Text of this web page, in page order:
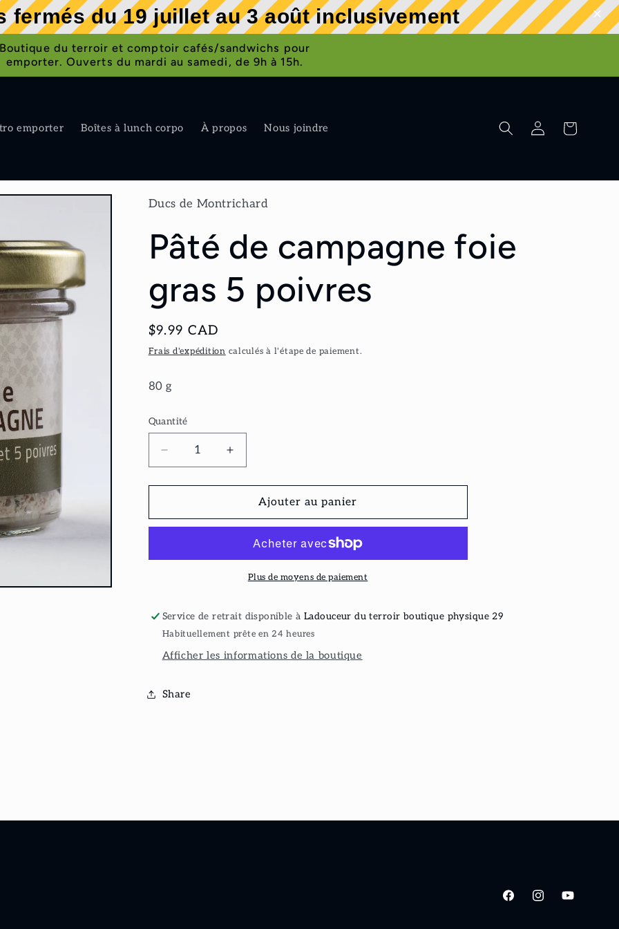
fermés du 19 juillet au 3 août inclusivement
Boutique du terroir et comptoir cafés/sandwichs pour
emporter. Ouverts du mardi au samedi, de 9h à 15h.
emporter Boîtes à lunch corpo À propos Nous joindre ConnexionPanier
Ducs de Montrichard
Pâté de campagne foie
gras 5 poivres
Prix
habituel
$9.99 CAD
Frais d'expédition calculés à l'étape de paiement.
80 g
Quantité
Réduire
la
quantité
Pâté
foie
Augmenter
la
quantité
Pâté
campagne
foie
gras
Ajouter au panier
Plus de moyens de paiement
Service de retrait disponible à Ladouceur du terroir boutique physique 29
Habituellement prête en 24 heures
Afficher les informations de la boutique
Share
FacebookInstagramYouTube